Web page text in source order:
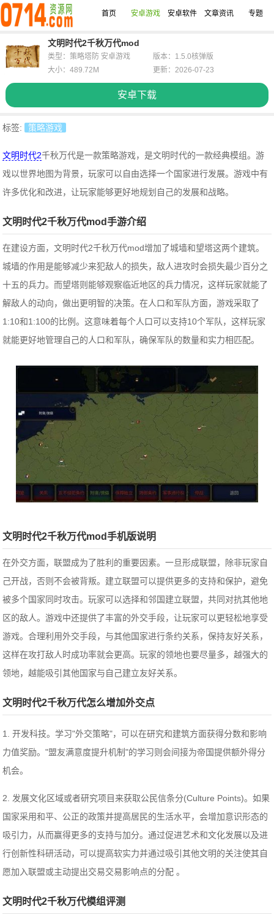
首页 安卓游戏 安卓软件 文章资讯 专题
文明时代2千秋万代mod
安卓下载
类型：策略塔防 安卓游戏
版本：1.5.0核弹版
大小：489.72M
更新：2026-07-23
标签: 策略游戏
文明时代2千秋万代是一款策略游戏，是文明时代的一款经典模组。游
戏以世界地图为背景，玩家可以自由选择一个国家进行发展。游戏中有
许多优化和改进，让玩家能够更好地规划自己的发展和战略。
文明时代2千秋万代mod手游介绍
在建设方面，文明时代2千秋万代mod增加了城墙和望塔这两个建筑。
城墙的作用是能够减少来犯敌人的损失，敌人进攻时会损失最少百分之
十五的兵力。而望塔则能够观察临近地区的兵力情况，这样玩家就能了
解敌人的动向，做出更明智的决策。在人口和军队方面，游戏采取了
1:10和1:100的比例。这意味着每个人口可以支持10个军队，这样玩家
就能更好地管理自己的人口和军队，确保军队的数量和实力相匹配。
文明时代2千秋万代mod手机版说明
在外交方面，联盟成为了胜利的重要因素。一旦形成联盟，除非玩家自
己开战，否则不会被背叛。建立联盟可以提供更多的支持和保护，避免
被多个国家同时攻击。玩家可以选择和邻国建立联盟，共同对抗其他地
区的敌人。游戏中还提供了丰富的外交手段，让玩家可以更轻松地享受
游戏。合理利用外交手段，与其他国家进行条约关系，保持友好关系，
这样在攻打敌人时成功率就会更高。玩家的领地也要尽量多，越强大的
领地，越能吸引其他国家与自己建立友好关系。
文明时代2千秋万代怎么增加外交点
1. 开发科技。学习"外交策略"，可以在研究和建筑方面获得分数和影响
力值奖励。"盟友满意度提升机制"的学习则会间接为帝国提供额外得分
机会。
2. 发展文化区域或者研究项目来获取公民信条分(Culture Points)。如果
国家采用和平、公正的政策并提高居民的生活水平，会增加意识形态的
吸引力，从而赢得更多的支持与加分。通过促进艺术和文化发展以及进
行创新性科研活动，可以提高软实力并通过吸引其他文明的关注使其自
愿加入联盟或主动提出交易交易影响点的分配 。
文明时代2千秋万代模组评测